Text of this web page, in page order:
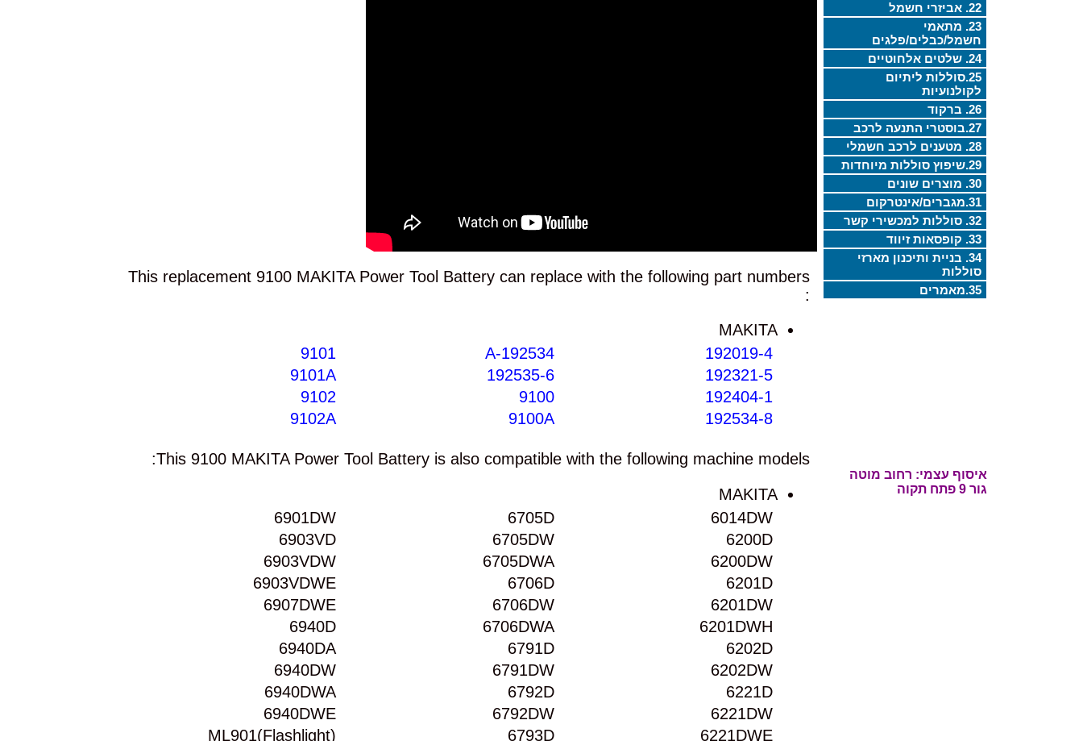
22. אביזרי חשמל
23. מתאמי
חשמל/כבלים/פלגים
24. שלטים אלחוטיים
25.סוללות ליתיום
לקולנועיות
26. ברקוד
27.בוסטרי התנעה לרכב
28. מטענים לרכב חשמלי
29.שיפוץ סוללות מיוחדות
30. מוצרים שונים
31.מגברים/אינטרקום
32. סוללות למכשירי קשר
33. קופסאות זיווד
34. בניית ותיכנון מארזי
סוללות
35.מאמרים
איסוף עצמי: רחוב מוטה
גור 9 פתח תקוה
This replacement 9100 MAKITA Power Tool Battery can replace with the following part numbers
:
MAKITA
192019-4
192321-5
192404-1
192534-8
192534-A
192535-6
9100
9100A
9101
9101A
9102
9102A
This 9100 MAKITA Power Tool Battery is also compatible with the following machine models:
MAKITA
6014DW
6200D
6200DW
6201D
6201DW
6201DWH
6202D
6202DW
6221D
6221DW
6221DWE
6705D
6705DW
6705DWA
6706D
6706DW
6706DWA
6791D
6791DW
6792D
6792DW
6793D
6901DW
6903VD
6903VDW
6903VDWE
6907DWE
6940D
6940DA
6940DW
6940DWA
6940DWE
ML901(Flashlight)